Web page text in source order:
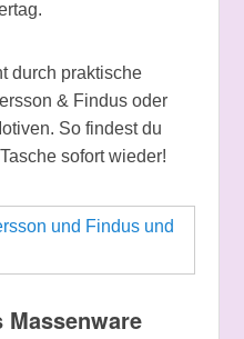
durch praktische
& Findus oder
So findest du
sofort wieder!